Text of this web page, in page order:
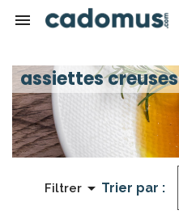

assiettes creuses
Filtrer Trier par :